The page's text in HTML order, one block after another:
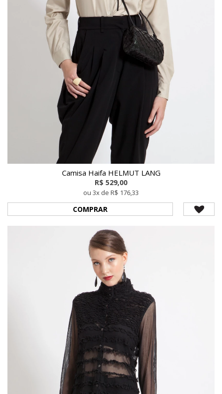
Camisa Haifa HELMUT LANG
R$ 529,00
ou 3x de R$ 176,33
COMPRAR